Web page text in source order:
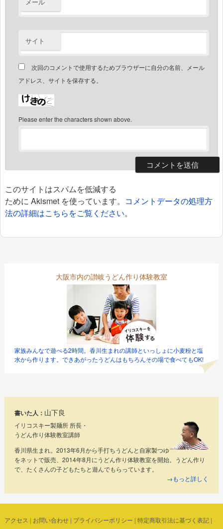
サイト
次回のコメントで使用するためブラウザーに自分の名前、メール
アドレス、サイトを保存する。
Please enter the characters shown above.
このサイトはスパムを低減する
ために Akismet を使っています。 コメントデータの処理方
法の詳細はこちらをご覧ください。
大阪市内の讃岐うどん作り体験教室
家族みんなで遊べる2時間。香川生まれの講師といっしょに小麦粉と塩
水から作ります。できあがったうどんはもちろんその場で食べてもOK!
書いた人： 山下良
イリコスキー製麺所 所長・
うどん作り体験教室講師
香川県生まれ。2013年6月から手打ちうどんと自家製つゆ
をネットで販売、2014年8月にうどん作り体験教室を開始。うどん作り
で、たくさんの子どもたちと遊んでもらっています。
→もっと詳しく
アクセス | お問い合わせ| プライバシーポリシー | 特定商取引法に基づく表記|